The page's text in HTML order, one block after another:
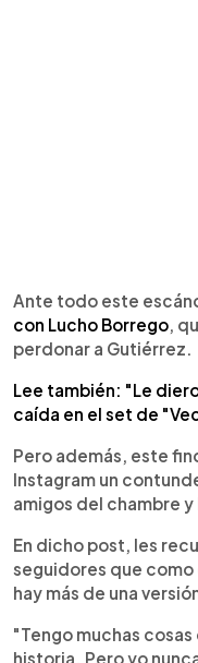
Ante todo este
con Lucho Borrego ,
perdonar a Gutiérrez.
Lee también: "Le
caída en el set de
Pero además, este
Instagram un
amigos del chambre
En dicho post, les
seguidores que
hay más de una
"Tengo muchas
historia. Pero yo